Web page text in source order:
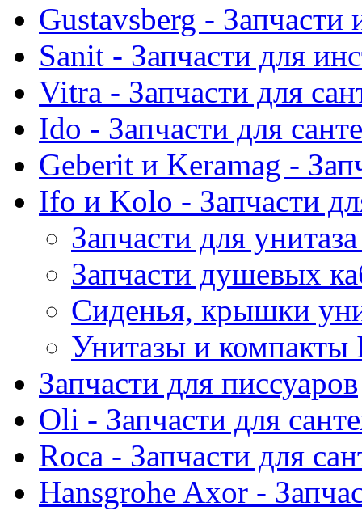
Gustavsberg - Запчасти
Sanit - Запчасти для
Vitra - Запчасти для
Ido - Запчасти для
Geberit и Keramag -
Ifo и Kolo - Запчасти
Запчасти для
Запчасти душевых
Сиденья, крышки
Унитазы и компакты
Запчасти для писсуаров
Oli - Запчасти для
Roca - Запчасти для
Hansgrohe Axor -